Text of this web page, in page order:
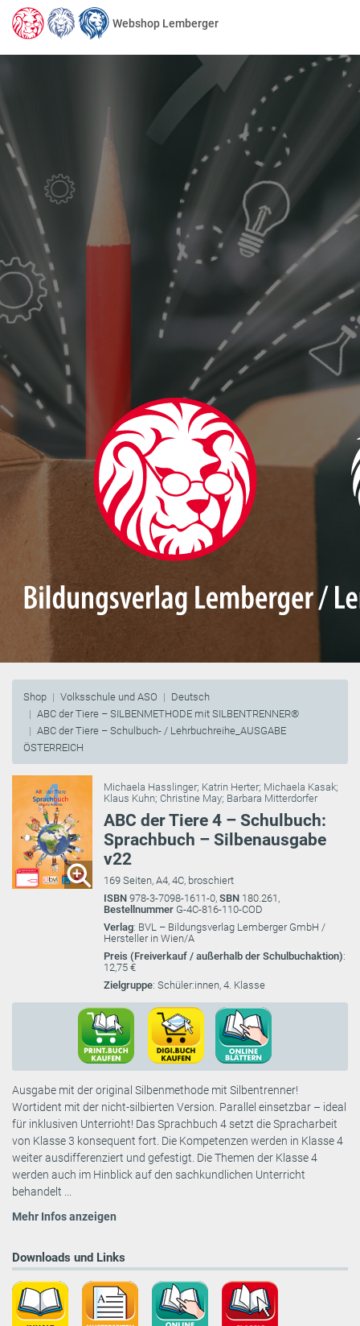
Webshop Lemberger
Shop Volksschule und ASO
Deutsch
ABC der Tiere – SILBENMETHODE mit SILBENTRENNER®
ABC der Tiere – Schulbuch- / Lehrbuchreihe_AUSGABE
ÖSTERREICH
Michaela Hasslinger; Katrin Herter; Michaela Kasak;
Klaus Kuhn; Christine May; Barbara Mitterdorfer
ABC der Tiere 4 – Schulbuch:
Sprachbuch – Silbenausgabe
v22
169 Seiten, A4, 4C, broschiert
ISBN 978-3-7098-1611-0, SBN 180.261,
Bestellnummer G-4C-816-110-COD
Verlag: BVL – Bildungsverlag Lemberger GmbH /
Hersteller in Wien/A
Preis (Freiverkauf / außerhalb der Schulbuchaktion):
12,75 €
Zielgruppe: Schüler:innen, 4. Klasse
Ausgabe mit der original Silbenmethode mit Silbentrenner!
Wortident mit der nicht-silbierten Version. Parallel einsetzbar – ideal
für inklusiven Unterrioht! Das Sprachbuch 4 setzt die Spracharbeit
von Klasse 3 konsequent fort. Die Kompetenzen werden in Klasse 4
weiter ausdifferenziert und gefestigt. Die Themen der Klasse 4
werden auch im Hinblick auf den sachkundlichen Unterricht
behandelt ...
Mehr Infos anzeigen
Downloads und Links